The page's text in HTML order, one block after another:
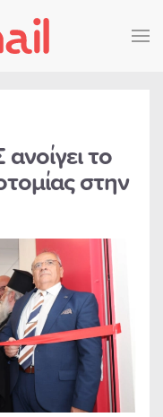
το
στην